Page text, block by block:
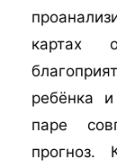
картах
ребёнка
паре
прогноз.